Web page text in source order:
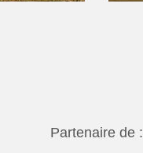
Partenaire de :